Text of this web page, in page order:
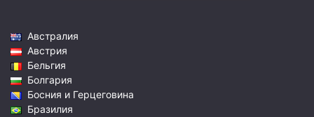
Австралия
Австрия
Бельгия
Болгария
Босния и Герцеговина
Бразилия